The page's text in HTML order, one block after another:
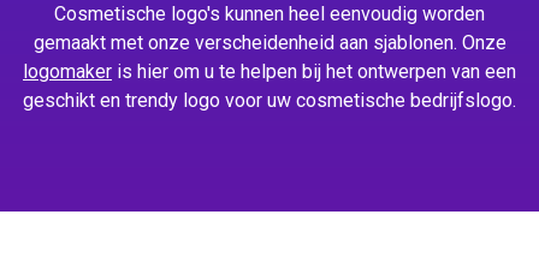
Cosmetische logo's kunnen heel eenvoudig worden
gemaakt met onze verscheidenheid aan sjablonen. Onze
logomaker is hier om u te helpen bij het ontwerpen van een
geschikt en trendy logo voor uw cosmetische bedrijfslogo.